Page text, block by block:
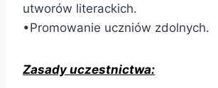
utworów literackich.
•Promowanie uczniów zdolnych.
Zasady uczestnictwa: